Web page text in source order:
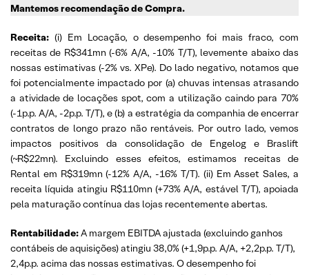
Mantemos recomendação de Compra.
Receita: (i) Em Locação, o desempenho foi mais fraco, com
receitas de R$341mn (-6% A/A, -10% T/T), levemente abaixo das
nossas estimativas (-2% vs. XPe). Do lado negativo, notamos que
foi potencialmente impactado por (a) chuvas intensas atrasando
a atividade de locações spot, com a utilização caindo para 70%
(-1p.p. A/A, -2p.p. T/T), e (b) a estratégia da companhia de encerrar
contratos de longo prazo não rentáveis. Por outro lado, vemos
impactos positivos da consolidação de Engelog e Braslift
(~R$22mn). Excluindo esses efeitos, estimamos receitas de
Rental em R$319mn (-12% A/A, -16% T/T). (ii) Em Asset Sales, a
receita líquida atingiu R$110mn (+73% A/A, estável T/T), apoiada
pela maturação contínua das lojas recentemente abertas.
Rentabilidade:A margem EBITDA ajustada (excluindo ganhos
contábeis de aquisições) atingiu 38,0% (+1,9p.p. A/A, +2,2p.p. T/T),
2,4p.p. acima das nossas estimativas. O desempenho foi